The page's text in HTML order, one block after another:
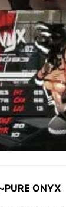
ONYX